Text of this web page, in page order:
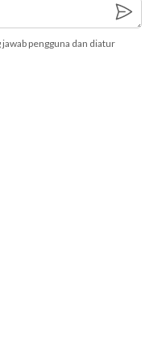
pengguna dan diatur